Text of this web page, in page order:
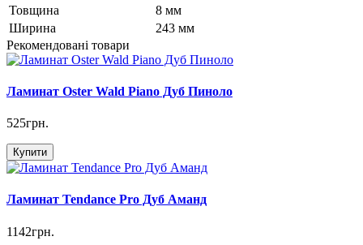
Товщина
8 мм
Ширина
243 мм
Рекомендовані товари
Ламинат Oster Wald Piano Дуб Пиноло
525грн.
Купити
Ламинат Tendance Pro Дуб Аманд
1142грн.